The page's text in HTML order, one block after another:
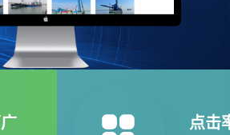
点击